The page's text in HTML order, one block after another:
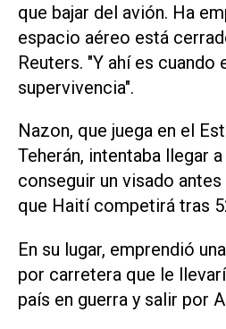
que bajar del avión. Ha
espacio aéreo está
Reuters. "Y ahí es cuando
supervivencia".
Nazon, que juega en el
Teherán, intentaba llegar
conseguir un visado antes
que Haití competirá tras
En su lugar, emprendió
por carretera que le
país en guerra y salir por